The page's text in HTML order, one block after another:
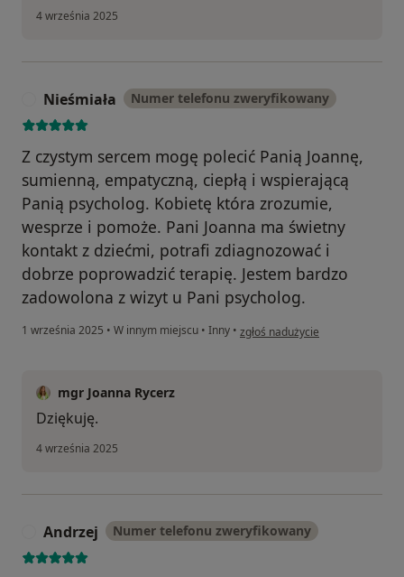
4 września 2025
Nieśmiała Numer telefonu zweryfikowany
Z czystym sercem mogę polecić Panią Joannę,
sumienną, empatyczną, ciepłą i wspierającą
Panią psycholog. Kobietę która zrozumie,
wesprze i pomoże. Pani Joanna ma świetny
kontakt z dziećmi, potrafi zdiagnozować i
dobrze poprowadzić terapię. Jestem bardzo
zadowolona z wizyt u Pani psycholog.
1 września 2025 • W innym miejscu • Inny • w opinii użytkownika Nieśmiała
zgłoś nadużycie
mgr Joanna Rycerz
Dziękuję.
4 września 2025
Andrzej Numer telefonu zweryfikowany